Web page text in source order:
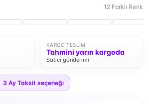
12 Farklı Renk
KARGO TESLIM
Tahmini yarın kargoda
Satıcı gönderimi
3 Ay Taksit seçeneği